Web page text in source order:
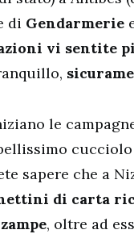
di Gendarmerie
vi sentite
le
sapere che a
di carta
, oltre ad